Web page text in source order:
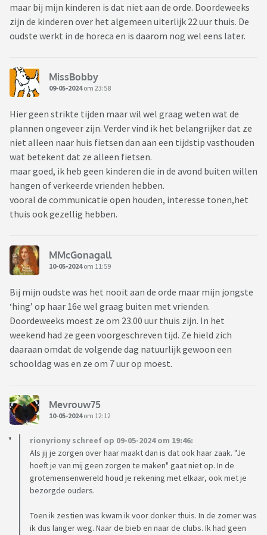
maar bij mijn kinderen is dat niet aan de orde. Doordeweeks
zijn de kinderen over het algemeen uiterlijk 22 uur thuis. De
oudste werkt in de horeca en is daarom nog wel eens later.
MissBobby
09-05-2024om 23:58
Hier geen strikte tijden maar wil wel graag weten wat de
plannen ongeveer zijn. Verder vind ik het belangrijker dat ze
niet alleen naar huis fietsen dan aan een tijdstip vasthouden
wat betekent dat ze alleen fietsen.
maar goed, ik heb geen kinderen die in de avond buiten willen
hangen of verkeerde vrienden hebben.
vooral de communicatie open houden, interesse tonen,het
thuis ook gezellig hebben.
MMcGonagall
10-05-2024om 11:59
Bij mijn oudste was het nooit aan de orde maar mijn jongste
‘hing’ op haar 16e wel graag buiten met vrienden.
Doordeweeks moest ze om 23.00 uur thuis zijn. In het
weekend had ze geen voorgeschreven tijd. Ze hield zich
daaraan omdat de volgende dag natuurlijk gewoon een
schooldag was en ze om 7 uur op moest.
Mevrouw75
10-05-2024om 12:12
rionyriony schreef op 09-05-2024 om 19:46:
Als jij je zorgen over haar maakt dan is dat ook haar zaak. "Je
hoeft je van mij geen zorgen te maken" gaat niet op. In de
grotemensenwereld houd je rekening met elkaar, ook met je
bezorgde ouders.
Toen ik zestien was kwam ik voor donker thuis. In de zomer was
ik dus langer weg. Naar de bieb en naar de clubs. Ik had geen